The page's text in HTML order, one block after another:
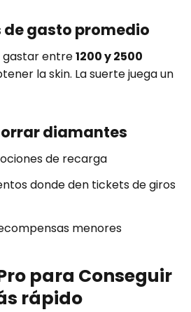
gasto promedio
entre1200 y 2500
la skin. La suerte juega un
diamantes
de recarga
donde den tickets de giros
menores
para Conseguir
rápido